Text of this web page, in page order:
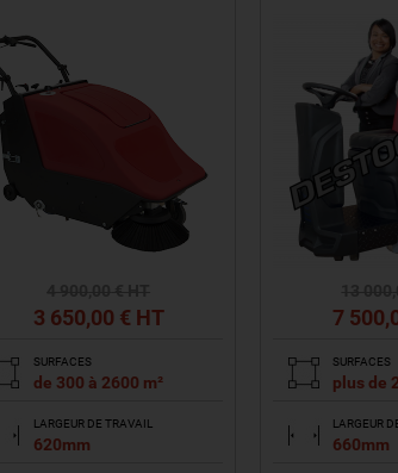
3 650,00 € HT
SURFACES
de 300 à 2600 m²
LARGEUR DE TRAVAIL
620mm
7 500
SURFACES
plus de
LARGEUR
660mm